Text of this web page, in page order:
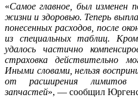
«Самое главное, был изменен
жизни и здоровью. Теперь
понесенных расходов, после
из специальных таблиц.
удалось частично
страховка действительно
Иными словами, нельзя
от расширения лимитов
запчастей», — сообщил